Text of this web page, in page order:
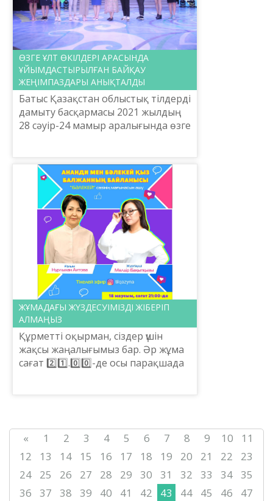
ӨЗГЕ ҰЛТ ӨКІЛДЕРІ АРАСЫНДА
ҰЙЫМДАСТЫРЫЛҒАН БАЙҚАУ
ЖЕҢІМПАЗДАРЫ АНЫҚТАЛДЫ
Батыс Қазақстан облыстық тілдерді
дамыту басқармасы 2021 жылдың
28 сәуір-24 мамыр аралығында өзге
қалдырған» атты көрке...
ЖҰМАДАҒЫ ЖҮЗДЕСУІМІЗДІ ЖІБЕРІП
АЛМАҢЫЗ
Құрметті оқырман, сіздер үшін
жақсы жаңалығымыз бар. Әр жұма
сағат 2️⃣1️⃣.0️⃣0️⃣-де осы парақшада
« 1 2 3 4 5 6 7 8 9 10
11
12
13 14 15 16 17 18 19 20 21 22
23
24
25 26 27 28 29 30 31 32 33 34 35
36
37 38 39 40 41 42 43 44 45 46
47